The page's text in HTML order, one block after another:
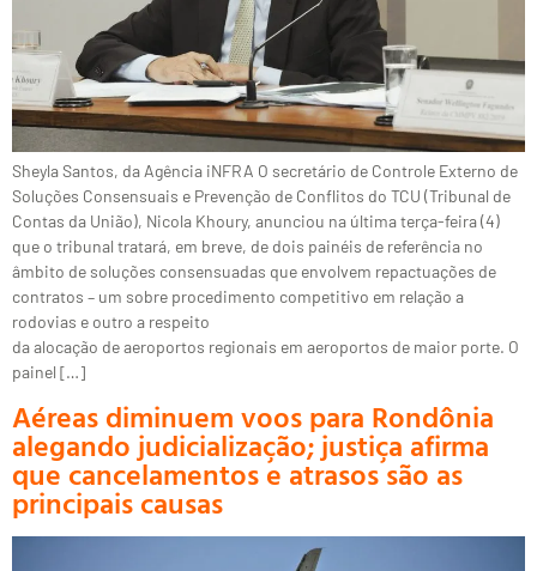
Sheyla Santos, da Agência iNFRA O secretário de Controle Externo de
Soluções Consensuais e Prevenção de Conflitos do TCU (Tribunal de
Contas da União), Nicola Khoury, anunciou na última terça-feira (4)
que o tribunal tratará, em breve, de dois painéis de referência no
âmbito de soluções consensuadas que envolvem repactuações de
contratos – um sobre procedimento competitivo em relação a
rodovias e outro a respeito
da alocação de aeroportos regionais em aeroportos de maior porte. O
painel […]
Aéreas diminuem voos para Rondônia
alegando judicialização; justiça afirma
que cancelamentos e atrasos são as
principais causas